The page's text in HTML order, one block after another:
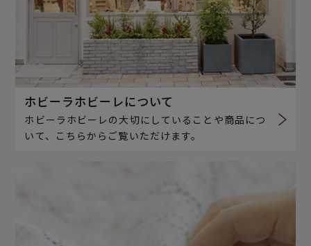
ホビーラホビーレについて
ホビーラホビーレの大切にしていることや商品につ
いて、こちらからご覧いただけます。